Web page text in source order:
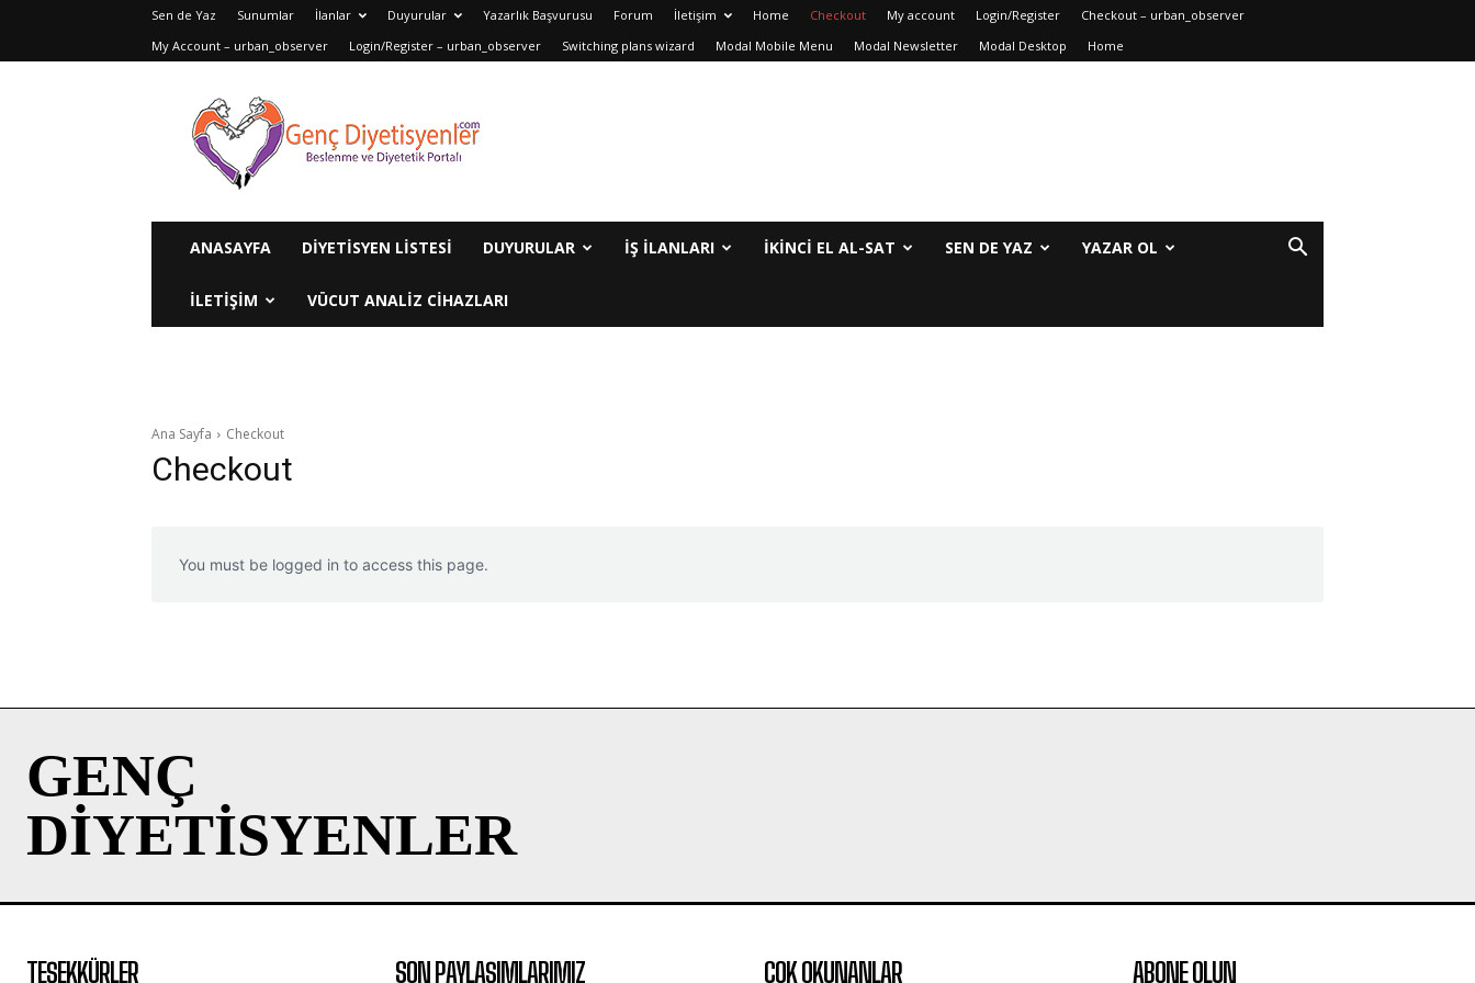
Sen de Yaz Sunumlar İlanlar Duyurular Yazarlık Başvurusu Forum İletişim Home Checkout My account Login/Register
Checkout – urban_observer
My Account – urban_observer
Login/Register – urban_observer Switching plans wizard Modal Mobile Menu Modal Newsletter Modal Desktop Home
Genç
Diyetisyenler
ANASAYFA DIYETISYEN LISTESI DUYURULAR İŞ İLANLARI IKINCI EL AL-SAT SEN DE YAZ YAZAR OL
ILETIŞIM VÜCUT ANALIZ CIHAZLARI
Ana Sayfa Checkout
Checkout
You must be logged in to access this page.
GENÇ
DIYETISYENLER
TEŞEKKÜRLER SON PAYLAŞIMLARIMIZ ÇOK OKUNANLAR ABONE OLUN